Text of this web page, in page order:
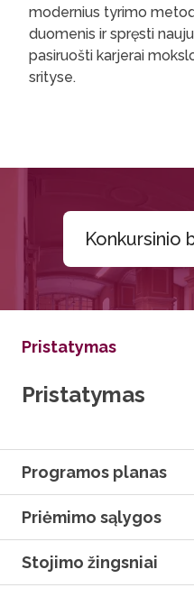
modernius tyrimo
duomenis ir spręsti
pasiruošti karjerai
srityse.
Konkursinio
Pristatymas
Pristatymas
Programos planas
Priėmimo sąlygos
Stojimo žingsniai